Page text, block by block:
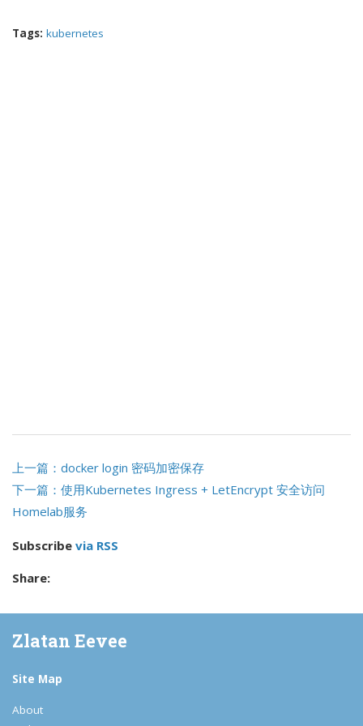
Tags: kubernetes
上一篇：docker login 密码加密保存
下一篇：使用Kubernetes Ingress + LetEncrypt 安全访问
Homelab服务
Subscribe via RSS
Share:
Zlatan Eevee
Site Map
About